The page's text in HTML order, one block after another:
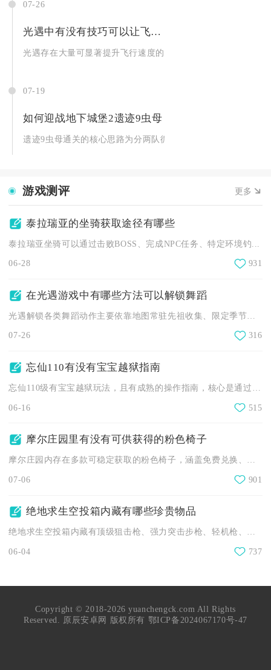
07-26
光遇中有没有技巧可以让飞行更快
光遇存在大量可显著提升飞行速度的实操技巧，从基础模式切
07-19
如何迎战地下城堡2遗迹9虫母
遗迹9虫母通关的核心思路为分两队循环攻坚，依托高护甲词条
游戏测评 更多
泰拉瑞亚的坐骑获取途径有哪些
泰拉瑞亚坐骑可以通过击败BOSS、完成NPC任务、特定环境钓...
06-28 931
在光遇游戏中有哪些方法可以解锁舞蹈
07-26 316
忘仙110有没有宝宝越狱指南
忘仙110级有宝宝越狱玩法，且有成熟的操作指南，核心是通过合...
06-16 515
摩尔庄园里有没有可供获得的粉色椅子
摩尔庄园内存在多款可稳定获取的粉色椅子，涵盖免费兑换、摩尔豆...
07-06 901
绝地求生空投箱内藏有哪些珍贵物品
绝地求生空投箱内藏有顶级狙击枪、强力突击步枪、轻机枪、三级全...
06-04 737
Copyright © 2018-2026 yuanchengck.com All Rights
Reserved. 原辰安卓网 版权所有 鄂ICP备2024067170号-47